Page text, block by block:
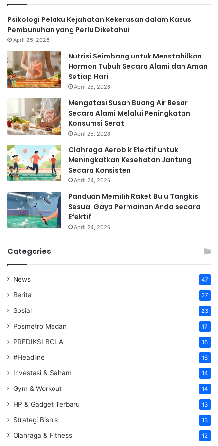
Psikologi Pelaku Kejahatan Kekerasan dalam Kasus
Pembunuhan yang Perlu Diketahui
April 25, 2026
Nutrisi Seimbang untuk Menstabilkan
Hormon Tubuh Secara Alami dan Aman
Setiap Hari
April 25, 2026
Mengatasi Susah Buang Air Besar
Secara Alami Melalui Peningkatan
Konsumsi Serat
April 25, 2026
Olahraga Aerobik Efektif untuk
Meningkatkan Kesehatan Jantung
Secara Konsisten
April 24, 2026
Panduan Memilih Raket Bulu Tangkis
Sesuai Gaya Permainan Anda secara
Efektif
April 24, 2026
Categories
News 47
Berita 27
Sosial 23
Posmetro Medan 17
PREDIKSI BOLA 16
#Headline 16
Investasi & Saham 14
Gym & Workout 14
HP & Gadget Terbaru 13
Strategi Bisnis 13
Olahraga & Fitness 12